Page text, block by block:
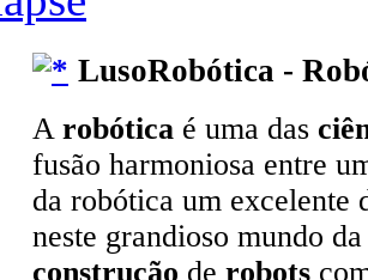
LusoRobótica -
A robótica é uma das
fusão harmoniosa entre
da robótica um excelente
neste grandioso mundo
construção de robots